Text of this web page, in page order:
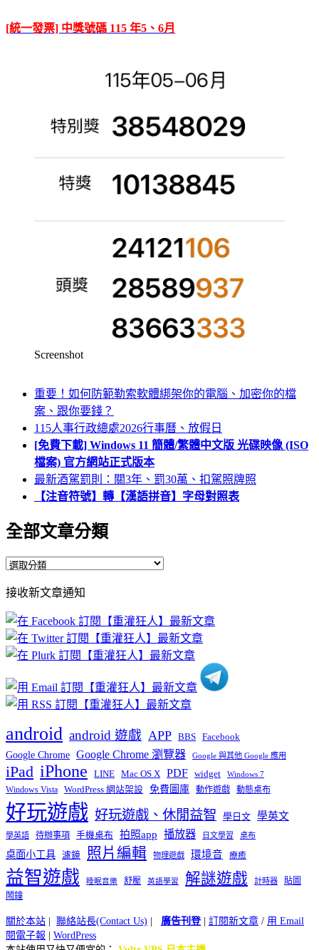
[統一發票] 中獎號碼 115 年5、6月
Screenshot
重要！如何防範勒索軟體綁架你的電腦、加密你的檔
案、跟你要錢？
115人事行政總處2026行事曆、放假日
[免費下載] Windows 11 簡體/繁體中文版 光碟映像 (ISO
檔案) 官方網站正式版本
最新酒駕罰則：關3年、罰30萬、扣駕照牌照
【注音符號】轉【漢語拼音】字母對照表
全部文章分類
全
文
章
分
類
接收新文章通知
android android 遊戲 APP BBS Facebook
Google Chrome Google Chrome 瀏覽器 Google 與其他 Google 應用
iPad iPhone LINE Mac OS X PDF widget Windows 7
Windows Vista WordPress 網站架設 免費圖庫 動作遊戲 動態桌布
好玩遊戲 好玩遊戲、休閒益智 學日文 學英文
學英語 待辦事項 手機桌布 拍照app 播放器 日文學習 桌布
桌面小工具 濾鏡 照片編輯 物理遊戲 環境音 療癒
益智遊戲 睡眠音樂 舒壓 英語學習 解謎遊戲 計時器
貼圖
鬧鐘
關於本站 聯絡站長(Contact Us) 廣告刊登| 訂閱新文章 / 用 Email
閱電子報
WordPress